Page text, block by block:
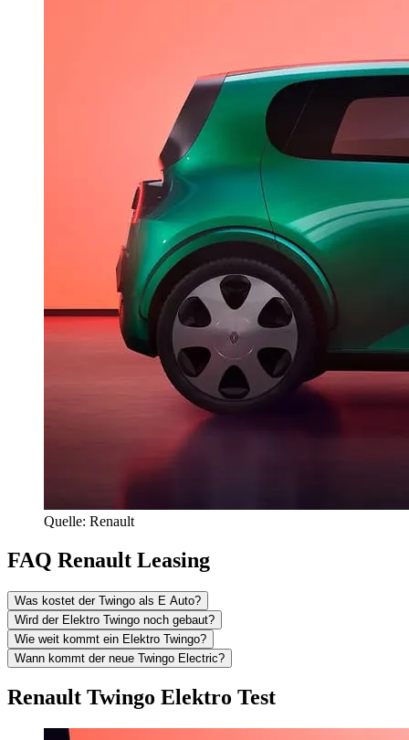
Quelle: Renault
FAQ Renault Leasing
Was kostet der Twingo als E Auto?
Wird der Elektro Twingo noch gebaut?
Wie weit kommt ein Elektro Twingo?
Wann kommt der neue Twingo Electric?
Renault Twingo Elektro Test